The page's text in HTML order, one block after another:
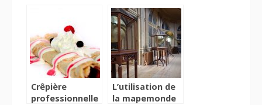
jardinage?
Crêpière
professionnelle
L’utilisation de
la mapemonde